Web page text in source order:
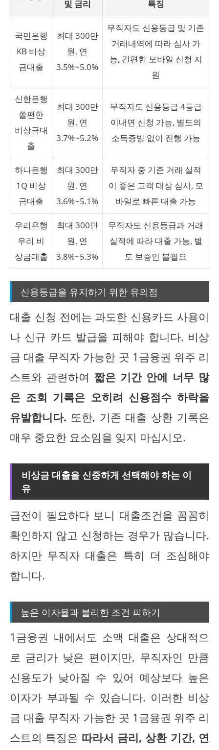
및 금리
특징
국민은행
KB 비상
금대출
최대 300만
원, 연
3.5%~5.0%
무직자도 신용등급 및 기존
거래내역에 따라 심사 가
능, 간편한 모바일 신청 지
원
신한은행
쏠편한
비상금대
출
최대 300만
원, 연
3.7%~5.2%
무직자도 신용등급 4등급
이내면 신청 가능, 별도의
소득증빙 없이 진행 가능
하나은행
1Q 비상
금대출
최대 300만
원, 연
3.6%~5.1%
무직자 중 기존 거래 실적
이 좋은 고객 대상 심사, 모
바일로 빠른 대출 가능
우리은행
우리 비
상금대출
최대 300만
원, 연
3.8%~5.3%
무직자도 신용등급과 거래
실적에 따라 대출 가능, 별
도 보증인 불필요
신용등급을 유지하기 위한 유의점
대출 신청 전에는 과도한 신용카드 사용이
나 신규 카드 발급을 피해야 합니다. 비상
금 대출 무직자 가능한 곳 1금융권 위주 리
스트와 관련하여 짧은 기간 안에 너무 많
은 조회 기록은 오히려 신용점수 하락을
유발합니다. 또한, 기존 대출 상환 기록은
매우 중요한 요소임을 잊지 마십시오.
비상금 대출을 신중하게 선택해야 하는 이
유
급전이 필요하다 보니 대출조건을 꼼꼼히
확인하지 않고 신청하는 경우가 많습니다.
하지만 무직자 대출은 특히 더 조심해야
합니다.
높은 이자율과 불리한 조건 피하기
1금융권 내에서도 소액 대출은 상대적으
로 금리가 낮은 편이지만, 무직자인 만큼
신용도가 낮아질 수 있어 예상보다 높은
이자가 부과될 수 있습니다. 이러한 비상
금 대출 무직자 가능한 곳 1금융권 위주 리
스트의 특징은 따라서 금리, 상환 기간, 연